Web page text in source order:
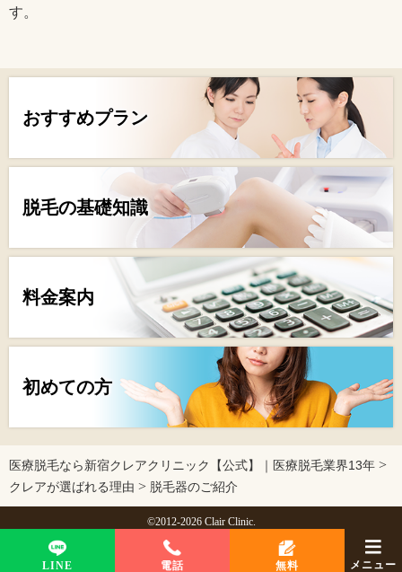
す。
おすすめプラン
脱毛の基礎知識
料金案内
初めての方
医療脱毛なら新宿クレアクリニック【公式】｜医療脱毛業界13年 >
クレアが選ばれる理由 > 脱毛器のご紹介
©2012-2026 Clair Clinic.
LINE 電話 無料 メニュー